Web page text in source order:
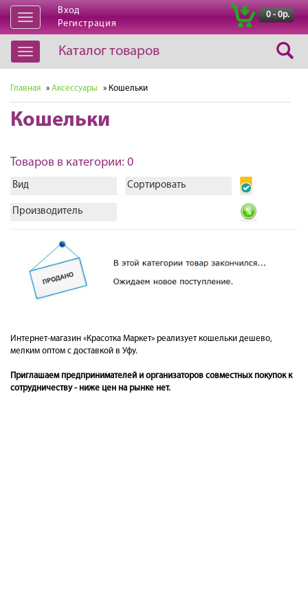
Открыть
навигацию
Вход
Регистрация
0 - 0р.
Открыть
навигацию
Каталог товаров
Главная » Аксессуары » Кошельки
Кошельки
Товаров в категории: 0
Вид Сортировать
Производитель
Интернет-магазин «Красотка Маркет» реализует кошельки дешево,
мелким оптом с доставкой в Уфу.
Приглашаем предпринимателей и организаторов совместных покупок к
сотрудничеству - ниже цен на рынке нет.